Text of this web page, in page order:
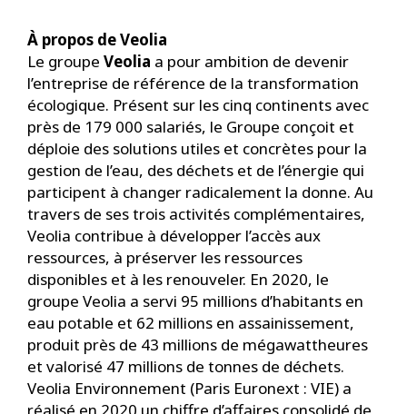
À propos de Veolia
Le groupe Veolia a pour ambition de devenir
l’entreprise de référence de la transformation
écologique. Présent sur les cinq continents avec
près de 179 000 salariés, le Groupe conçoit et
déploie des solutions utiles et concrètes pour la
gestion de l’eau, des déchets et de l’énergie qui
participent à changer radicalement la donne. Au
travers de ses trois activités complémentaires,
Veolia contribue à développer l’accès aux
ressources, à préserver les ressources
disponibles et à les renouveler. En 2020, le
groupe Veolia a servi 95 millions d’habitants en
eau potable et 62 millions en assainissement,
produit près de 43 millions de mégawattheures
et valorisé 47 millions de tonnes de déchets.
Veolia Environnement (Paris Euronext : VIE) a
réalisé en 2020 un chiffre d’affaires consolidé de